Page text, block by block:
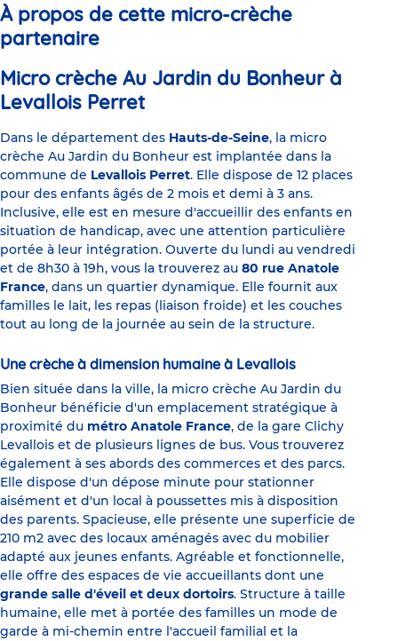
À propos de cette micro-crèche
partenaire
Micro crèche Au Jardin du Bonheur à
Levallois Perret
Dans le département des Hauts-de-Seine, la micro
crèche Au Jardin du Bonheur est implantée dans la
commune de Levallois Perret. Elle dispose de 12 places
pour des enfants âgés de 2 mois et demi à 3 ans.
Inclusive, elle est en mesure d'accueillir des enfants en
situation de handicap, avec une attention particulière
portée à leur intégration. Ouverte du lundi au vendredi
et de 8h30 à 19h, vous la trouverez au 80 rue Anatole
France, dans un quartier dynamique. Elle fournit aux
familles le lait, les repas (liaison froide) et les couches
tout au long de la journée au sein de la structure.
Une crèche à dimension humaine à Levallois
Bien située dans la ville, la micro crèche Au Jardin du
Bonheur bénéficie d'un emplacement stratégique à
proximité du métro Anatole France, de la gare Clichy
Levallois et de plusieurs lignes de bus. Vous trouverez
également à ses abords des commerces et des parcs.
Elle dispose d'un dépose minute pour stationner
aisément et d'un local à poussettes mis à disposition
des parents. Spacieuse, elle présente une superficie de
210 m2 avec des locaux aménagés avec du mobilier
adapté aux jeunes enfants. Agréable et fonctionnelle,
elle offre des espaces de vie accueillants dont une
grande salle d'éveil et deux dortoirs. Structure à taille
humaine, elle met à portée des familles un mode de
garde à mi-chemin entre l'accueil familial et la